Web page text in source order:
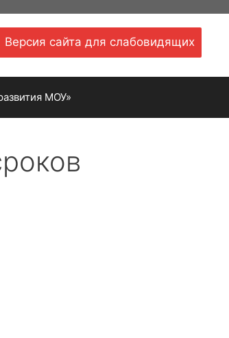
Версия сайта для слабовидящих
МОУ»